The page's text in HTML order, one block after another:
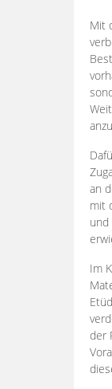
Mit
an
mit
und
Im
der